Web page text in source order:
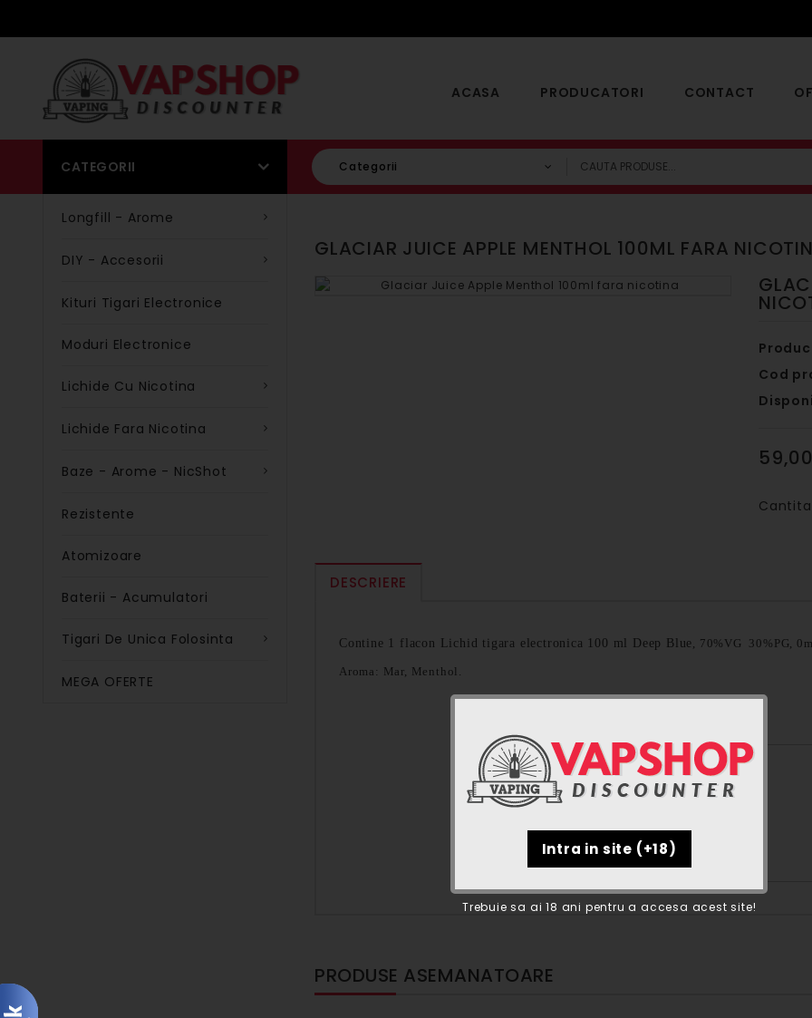
Trebuie sa ai 18 ani pentru a accesa acest site!
ACASA PRODUCATORI CONTACT
CATEGORII Categorii
Longfill - Arome
DIY - Accesorii
Kituri Tigari Electronice
Moduri Electronice
Lichide Cu Nicotina
Lichide Fara Nicotina
Baze - Arome - NicShot
Rezistente
Atomizoare
Baterii - Acumulatori
Tigari De Unica Folosinta
MEGA OFERTE
GLACIAR JUICE APPLE MENTHOL 100ML FARA
Cod
DESCRIERE
Contine 1 flacon Lichid tigara electronica 100 ml Deep Blue, 70%VG 30%PG,
Aroma: Mar, Menthol.
PRODUSE ASEMANATOARE